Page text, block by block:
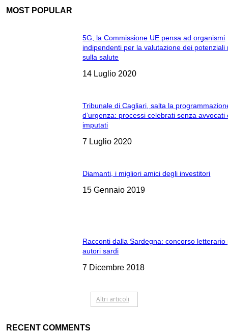
MOST POPULAR
5G, la Commissione UE pensa ad organismi
indipendenti per la valutazione dei potenziali
sulla salute
14 Luglio 2020
Tribunale di Cagliari, salta la
d’urgenza: processi celebrati senza avvocati
imputati
7 Luglio 2020
Diamanti, i migliori amici degli investitori
15 Gennaio 2019
Racconti dalla Sardegna: concorso letterario
autori sardi
7 Dicembre 2018
Altri articoli
RECENT COMMENTS